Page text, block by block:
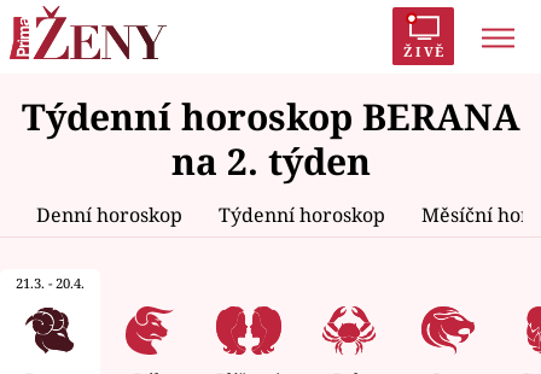
ŽIVĚ
Trendy: Polabí Inspekce Prostřeno!
AYTO?
Zrádci Proměny
Témata
Celebrity
Týdenní horoskop BERANA
na 2. týden
Denní horoskop Týdenní horoskop Měsíční
21.3. - 20.4.